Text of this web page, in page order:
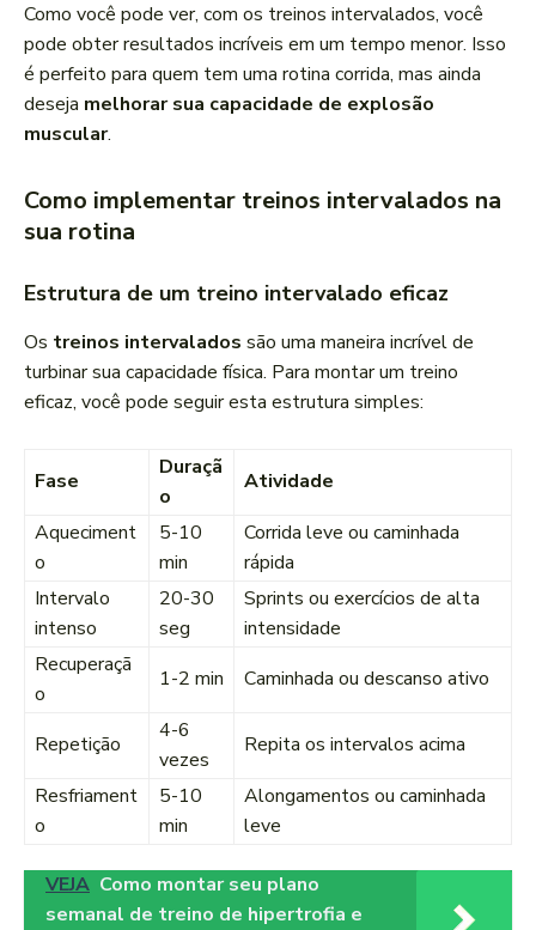
Como você pode ver, com os treinos intervalados, você
pode obter resultados incríveis em um tempo menor. Isso
é perfeito para quem tem uma rotina corrida, mas ainda
deseja melhorar sua capacidade de explosão
muscular.
Como implementar treinos intervalados na
sua rotina
Estrutura de um treino intervalado eficaz
Os treinos intervalados são uma maneira incrível de
turbinar sua capacidade física. Para montar um treino
eficaz, você pode seguir esta estrutura simples:
Fase
Duraçã
o
Atividade
Aqueciment
o
5-10
min
Corrida leve ou caminhada
rápida
Intervalo
intenso
20-30
seg
Sprints ou exercícios de alta
intensidade
Recuperaçã
o
1-2 min Caminhada ou descanso ativo
Repetição
4-6
vezes
Repita os intervalos acima
Resfriament
o
5-10
min
Alongamentos ou caminhada
leve
VEJA Como montar seu plano
semanal de treino de hipertrofia e